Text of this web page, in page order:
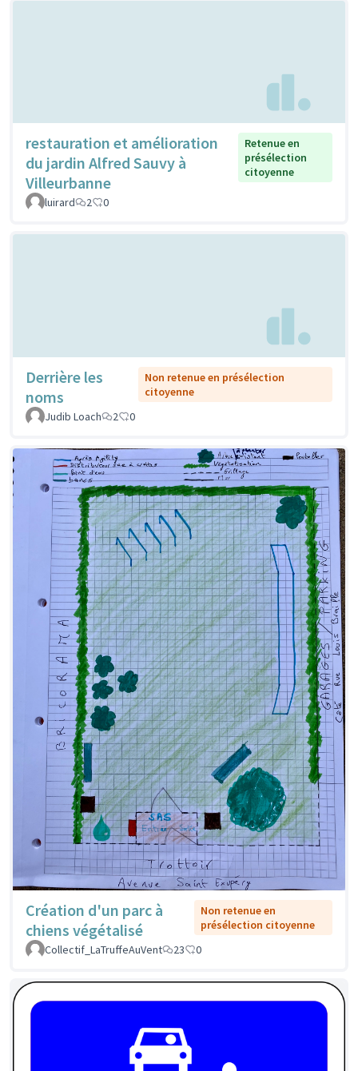
restauration et amélioration
du jardin Alfred Sauvy à
Villeurbanne
Retenue en
présélection
citoyenne
luirard 2 0
Derrière les
noms
Non retenue en présélection
citoyenne
Judib Loach
2 0
Création d'un parc à
chiens végétalisé
Non retenue en
présélection citoyenne
Collectif_LaTruffeAuVent
23 0